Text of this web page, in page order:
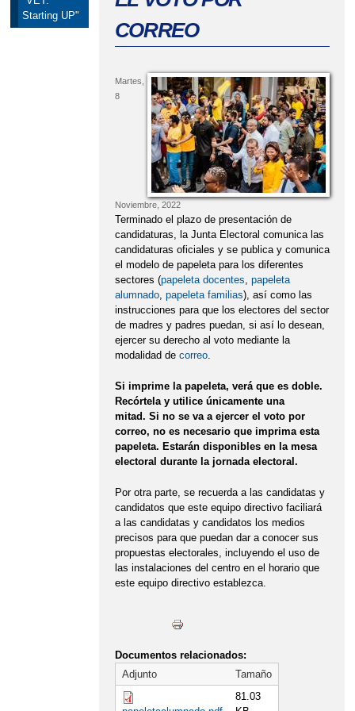
Starting UP"
CORREO
Martes,
8
Noviembre, 2022
Terminado el plazo de presentación de
candidaturas, la Junta Electoral comunica las
candidaturas oficiales y se publica y comunica
el modelo de papeleta para los diferentes
sectores (papeleta docentes papeleta
alumnado, papeleta familias), así como las
instrucciones para que los electores del sector
de madres y padres puedan, si así lo desean,
ejercer su derecho al voto mediante la
modalidad de correo.
Si imprime la papeleta, verá que es doble.
Recórtela y utilice únicamente una
mitad. Si no se va a ejercer el voto por
correo, no es necesario que imprima esta
papeleta. Estarán disponibles en la mesa
electoral durante la jornada electoral.
Por otra parte, se recuerda a las candidatas y
candidatos que este equipo directivo faciliará
a las candidatas y candidatos los medios
precisos para que puedan dar a conocer sus
propuestas electorales, incluyendo el uso de
las instalaciones del centro en el horario que
este equipo directivo establezca.
Documentos relacionados:
Adjunto
Tamaño
81.03